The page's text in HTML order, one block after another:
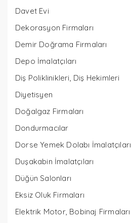
Davet Evi
Dekorasyon Firmaları
Demir Doğrama Firmaları
Depo İmalatçıları
Diş Poliklinikleri, Diş Hekimleri
Diyetisyen
Doğalgaz Firmaları
Dondurmacılar
Dorse Yemek Dolabı İmalatçıları
Duşakabin İmalatçıları
Düğün Salonları
Eksiz Oluk Firmaları
Elektrik Motor, Bobinaj Firmaları